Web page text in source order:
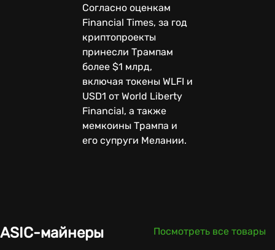
Согласно оценкам
Financial Times, за год
криптопроекты
принесли Трампам
более $1 млрд,
включая токены WLFI и
USD1 от World Liberty
Financial, а также
мемкоины Трампа и
его супруги Мелании.
ASIC-майнеры Посмотреть все товары